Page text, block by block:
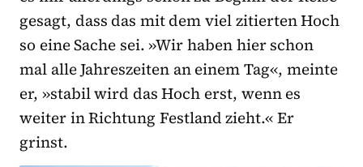
gesagt, dass das mit dem viel zitierten Hoch
so eine Sache sei. »Wir haben hier schon
mal alle Jahreszeiten an einem Tag«, meinte
er, »stabil wird das Hoch erst, wenn es
weiter in Richtung Festland zieht.« Er
grinst.